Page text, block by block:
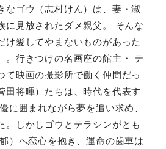
なゴウ（志村けん）は、妻・淑
に見放されたダメ親父。 そんな
け愛してやまないものがあった
行きつけの名画座の館主・ テ
て映画の撮影所で働く仲間だっ
田将暉）たちは、時代を代表す
に囲まれながら夢を追い求め、
。しかしゴウとテラシンがとも
）へ恋心を抱き、運命の歯車は